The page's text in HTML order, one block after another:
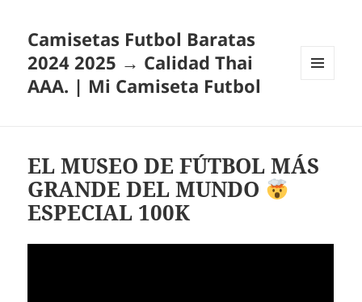
Camisetas Futbol Baratas
2024 2025 → Calidad Thai
AAA. | Mi Camiseta Futbol
EL MUSEO DE FÚTBOL MÁS
GRANDE DEL MUNDO
ESPECIAL 100K